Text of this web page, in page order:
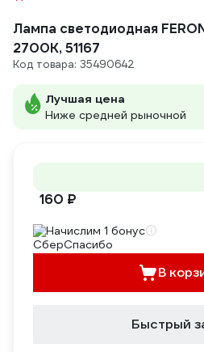
Лампа светодиодная
2700K, 51167
Код товара: 35490642
Лучшая цена
Ниже средней рыночной
160 ₽
Начислим 1 бонус
В
Быстрый